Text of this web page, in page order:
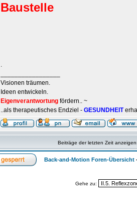
Baustelle
.
Visionen träumen.
Ideen entwickeln.
Eigenverantwortung fördern.. ~
..als therapeutisches Endziel - GESUNDHEIT
Beiträge der letzten Zeit
Back-and-Motion Foren-Übersicht
Gehe zu: